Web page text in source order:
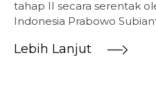
tahap II secara serentak
Indonesia Prabowo
Lebih Lanjut